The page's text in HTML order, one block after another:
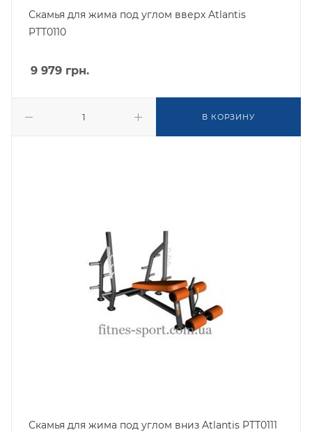
Скамья для жима под углом вверх Atlantis
PTT0110
9 979 грн.
В КОРЗИНУ
Скамья для жима под углом вниз Atlantis PTT0111